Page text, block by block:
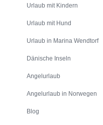
Urlaub mit Kindern
Urlaub mit Hund
Urlaub in Marina Wendtorf
Dänische Inseln
Angelurlaub
Angelurlaub in Norwegen
Blog